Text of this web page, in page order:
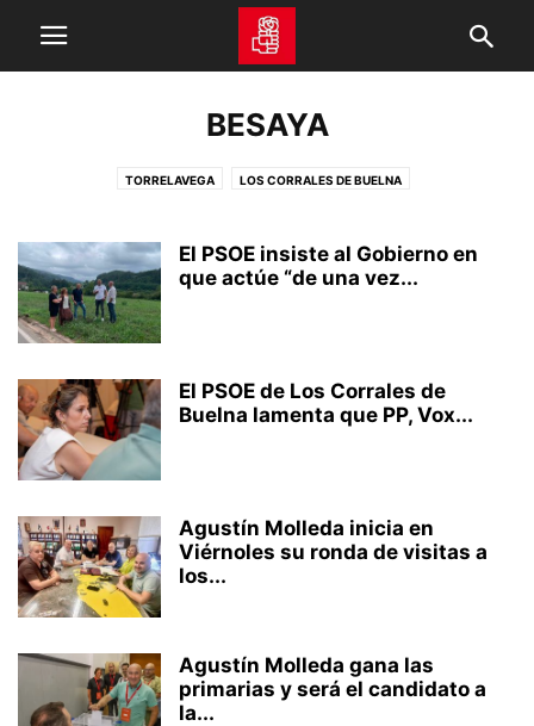
BESAYA
TORRELAVEGA LOS CORRALES DE BUELNA
El PSOE insiste al Gobierno en
que actúe “de una vez...
El PSOE de Los Corrales de
Buelna lamenta que PP, Vox...
Agustín Molleda inicia en
Viérnoles su ronda de visitas a
los...
Agustín Molleda gana las
primarias y será el candidato a
la...